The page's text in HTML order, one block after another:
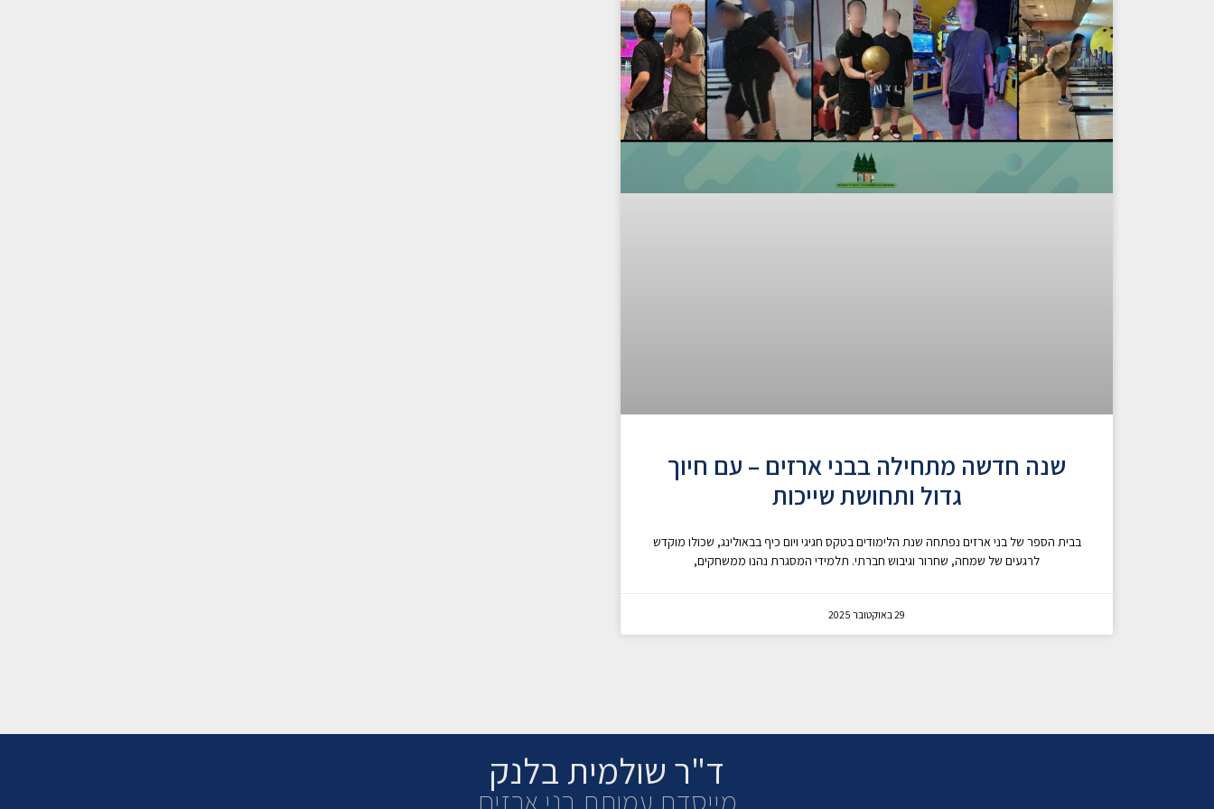
שנה חדשה מתחילה בבני ארזים – עם חיוך
גדול ותחושת שייכות
בבית הספר של בני ארזים נפתחה שנת הלימודים בטקס חגיגי ויום כיף בבאולינג, שכולו מוקדש
לרגעים של שמחה, שחרור וגיבוש חברתי. תלמידי המסגרת נהנו ממשחקים,
29 באוקטובר 2025
ד"ר שולמית בלנק
מייסדת עמותת בני ארזים